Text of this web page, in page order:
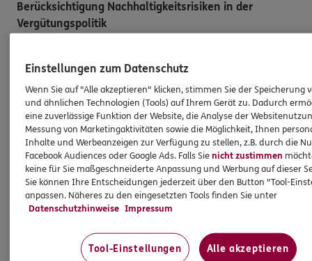
Berücksichtigung Nachhaltigkeitsrisiken in der
Vergütungspolitik
der Einbeziehung von Nachhaltigkeitsrisiken, die mit
den vermittelten Versicherungsanlageprodukten
einhergehen. Dies gilt ebenso für die Vergütung der
Angestellten in meiner Agentur und/oder sonstige für
die Agentur tätige Personen. Die Berücksichtigung von
Nachhaltigkeitsrisiken hat insbesondere keinen Einfluss
darauf, ob ich für die Vermittlung eines
Versicherungsanlageproduktes eine Vergütung erhalte
oder darauf, wie hoch diese Vergütung ausfällt.
Gleiches gilt für die Vergütung von Mitarbeitern
und/oder sonstigen für die Agentur tätigen Personen.
Einstellungen zum Datenschutz
Wenn Sie auf "Alle akzeptieren" klicken, stimmen Sie der Speicherung
und ähnlichen Technologien (Tools) auf Ihrem Gerät zu. Dadurch
eine zuverlässige Funktion der Website, die Analyse der
Messung von Marketingaktivitäten sowie die Möglichkeit, Ihnen
Inhalte und Werbeanzeigen zur Verfügung zu stellen, z.B. durch die
Facebook Audiences oder Google Ads. Falls Sienicht zustimmen
keine für Sie maßgeschneiderte Anpassung und Werbung auf dieser
Sie können Ihre Entscheidungen jederzeit über den Button "Tool-
anpassen. Näheres zu den eingesetzten Tools finden Sie unter
Datenschutzhinweise Impressum
Tool-Einstellungen Alle akzeptieren